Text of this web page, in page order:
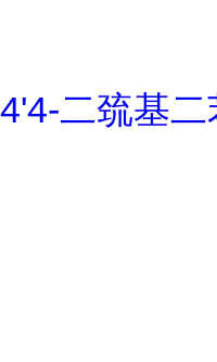
4'4-二巯基二